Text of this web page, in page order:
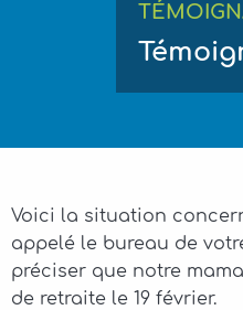
Voici la situation
appelé le bureau de
préciser que notre
de retraite le 19 février.